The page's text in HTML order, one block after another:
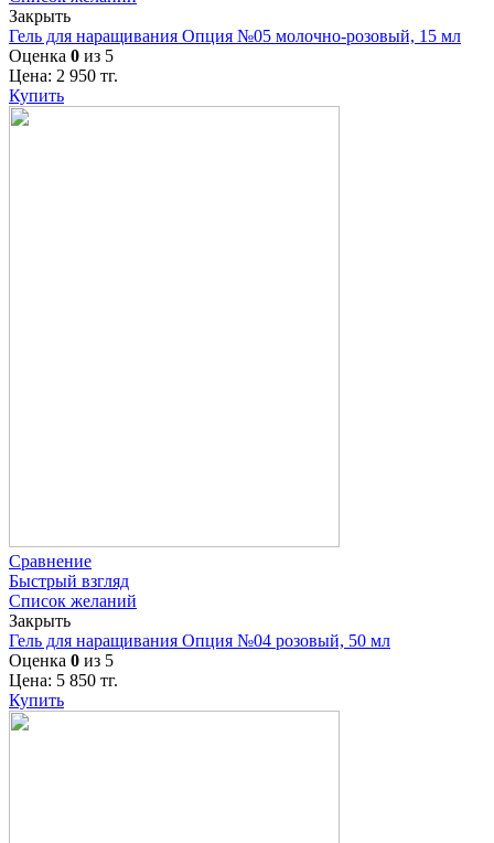
Закрыть
Гель для наращивания Опция №05 молочно-розовый, 15 мл
Оценка 0 из 5
Цена: 2 950 тг.
Купить
Сравнение
Быстрый взгляд
Список желаний
Закрыть
Гель для наращивания Опция №04 розовый, 50 мл
Оценка 0 из 5
Цена: 5 850 тг.
Купить